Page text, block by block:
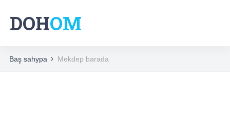
DOHOM
Baş sahypa Mekdep barada